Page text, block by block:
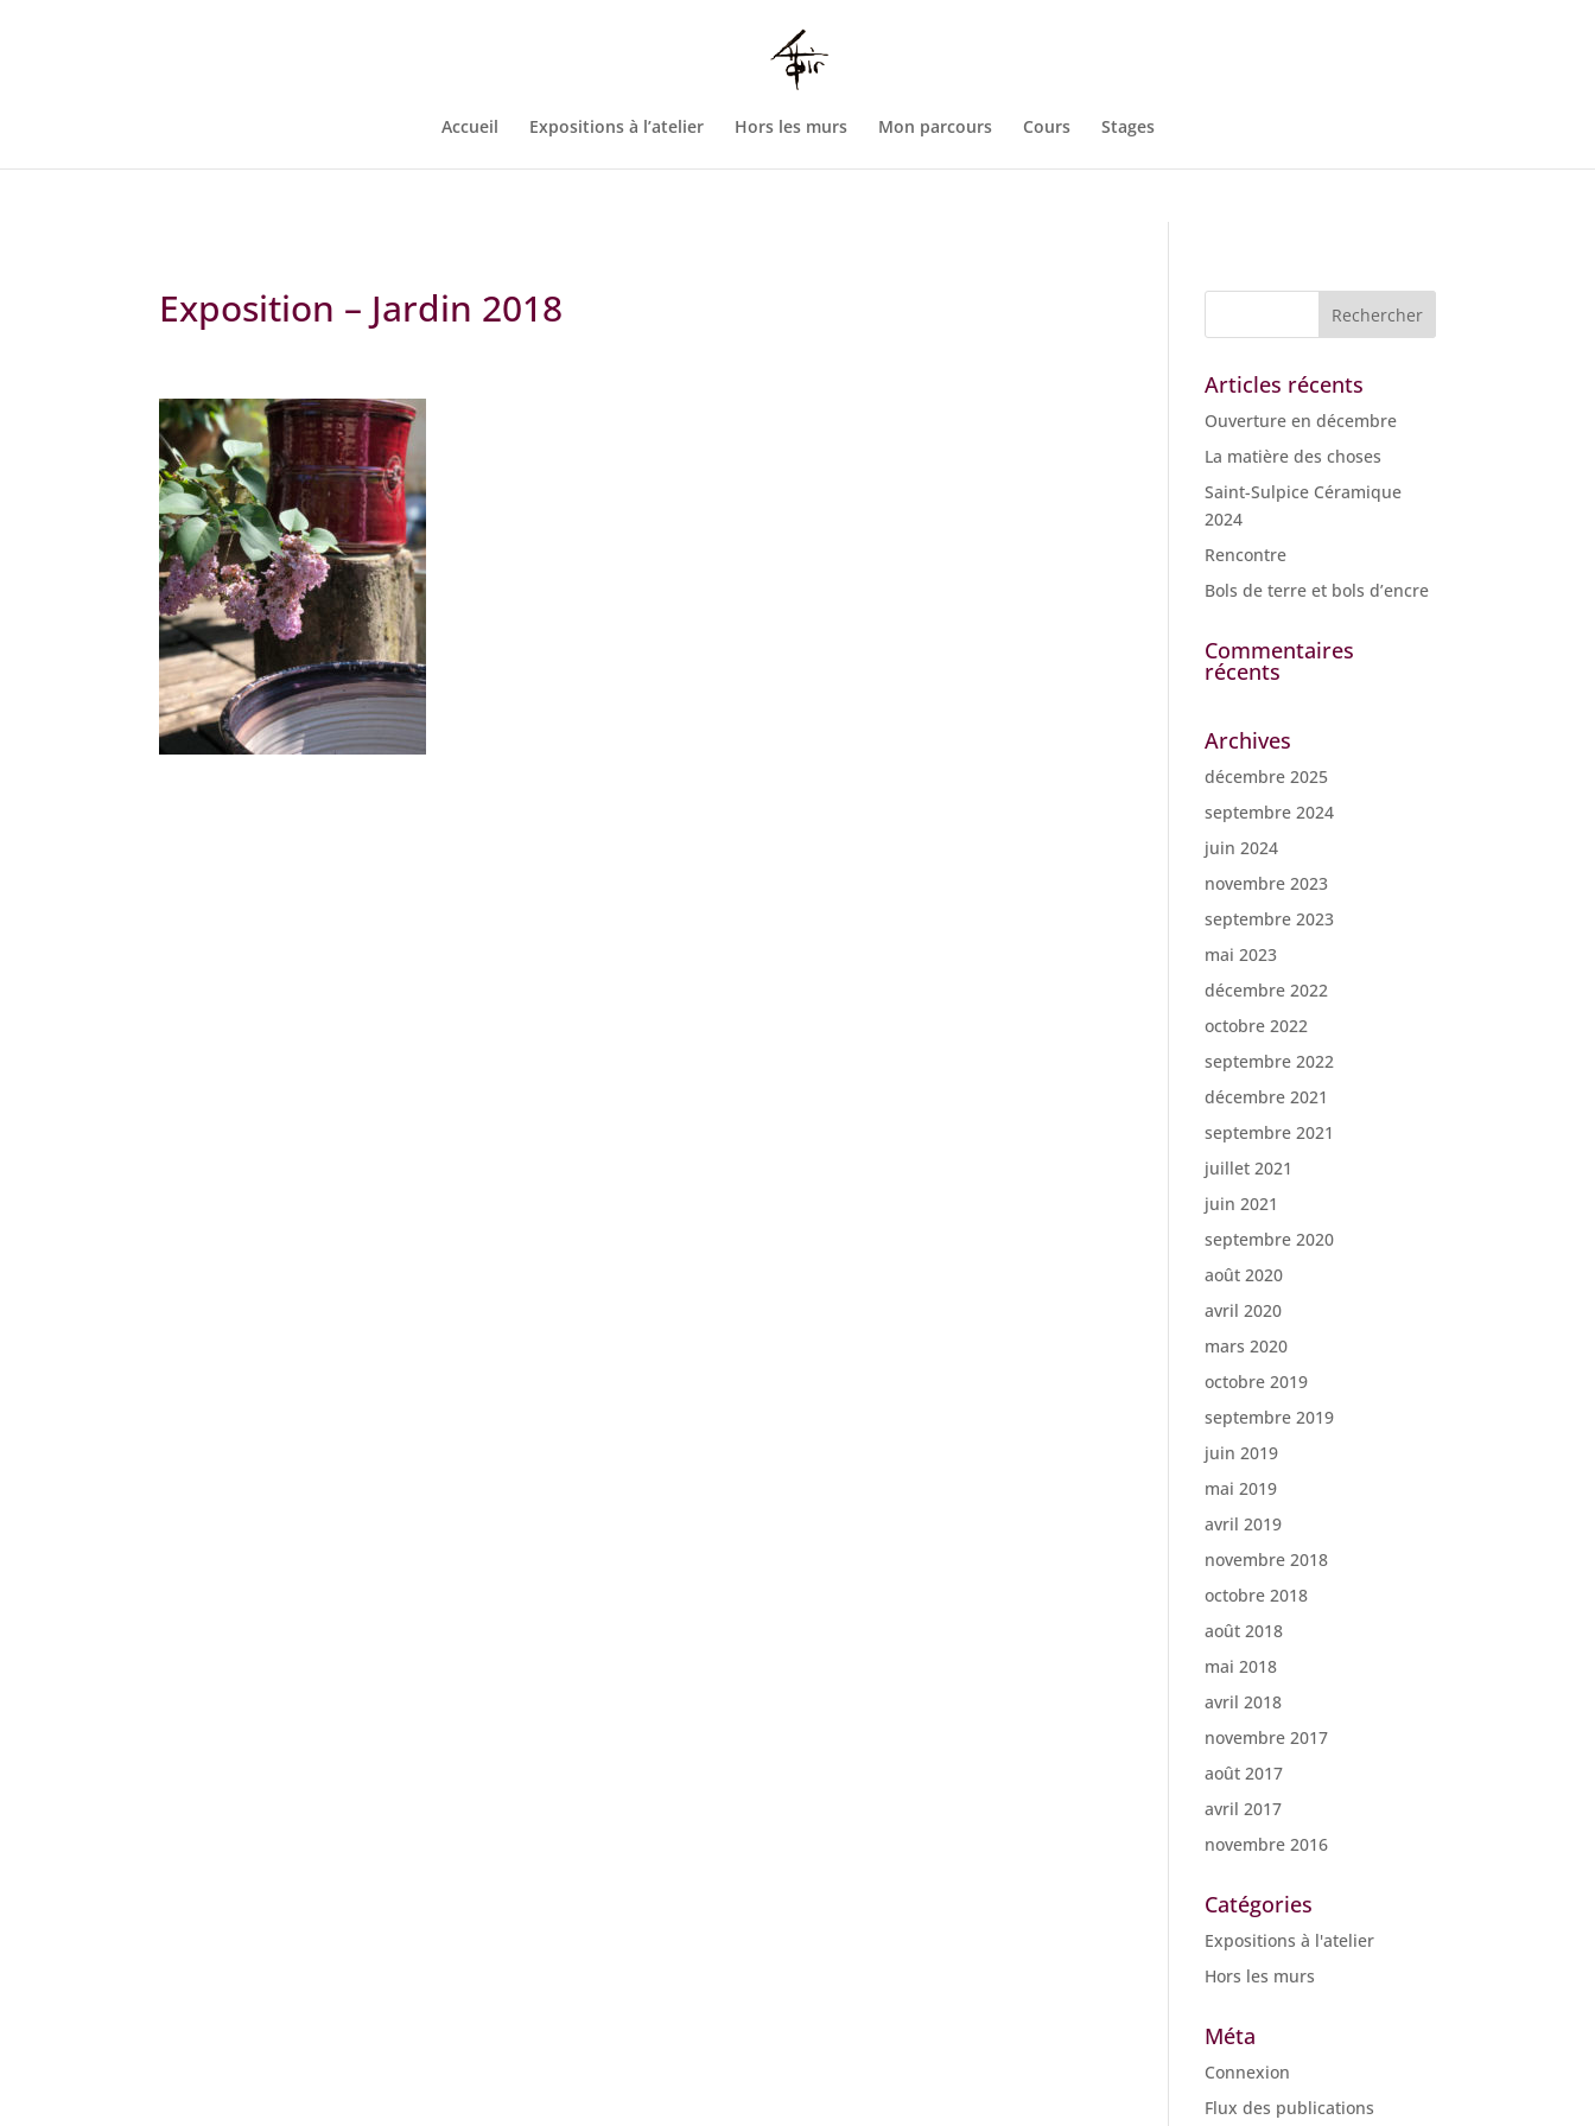
93
Accueil Expositions à l’atelier Hors les murs Mon parcours Cours Stages
Exposition – Jardin 2018
Articles récents
Ouverture en décembre
La matière des choses
Saint-Sulpice Céramique
2024
Rencontre
Bols de terre et bols d’encre
Commentaires
récents
Archives
décembre 2025
septembre 2024
juin 2024
novembre 2023
septembre 2023
mai 2023
décembre 2022
octobre 2022
septembre 2022
décembre 2021
septembre 2021
juillet 2021
juin 2021
septembre 2020
août 2020
avril 2020
mars 2020
octobre 2019
septembre 2019
juin 2019
mai 2019
avril 2019
novembre 2018
octobre 2018
août 2018
mai 2018
avril 2018
novembre 2017
août 2017
avril 2017
novembre 2016
Catégories
Expositions à l'atelier
Hors les murs
Méta
Connexion
Flux des publications